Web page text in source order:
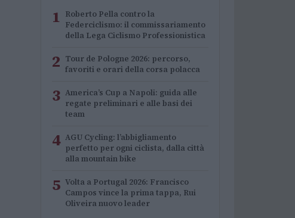
1 Roberto Pella contro la
Federciclismo: il commissariamento
della Lega Ciclismo Professionistica
2 Tour de Pologne 2026: percorso,
favoriti e orari della corsa polacca
3 America’s Cup a Napoli: guida alle
regate preliminari e alle basi dei
team
4 AGU Cycling: l’abbigliamento
perfetto per ogni ciclista, dalla città
alla mountain bike
5 Volta a Portugal 2026: Francisco
Campos vince la prima tappa, Rui
Oliveira nuovo leader